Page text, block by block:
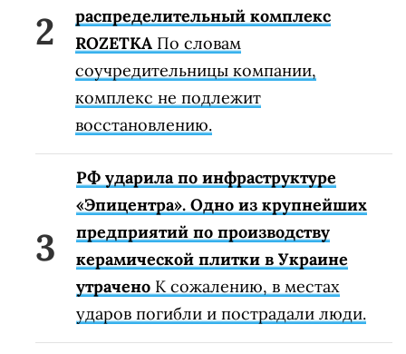
распределительный комплекс
ROZETKA По словам
соучредительницы компании,
комплекс не подлежит
восстановлению.
РФ ударила по инфраструктуре
«Эпицентра». Одно из крупнейших
предприятий по производству
керамической плитки в Украине
утрачено К сожалению, в местах
ударов погибли и пострадали люди.